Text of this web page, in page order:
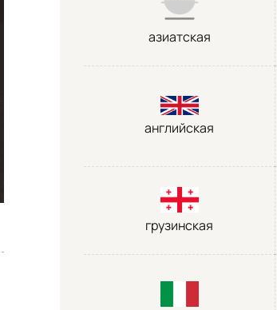
азиатская
английская
грузинская